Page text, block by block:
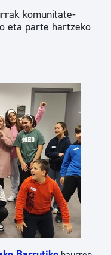
komunitate-
eta parte hartzeko